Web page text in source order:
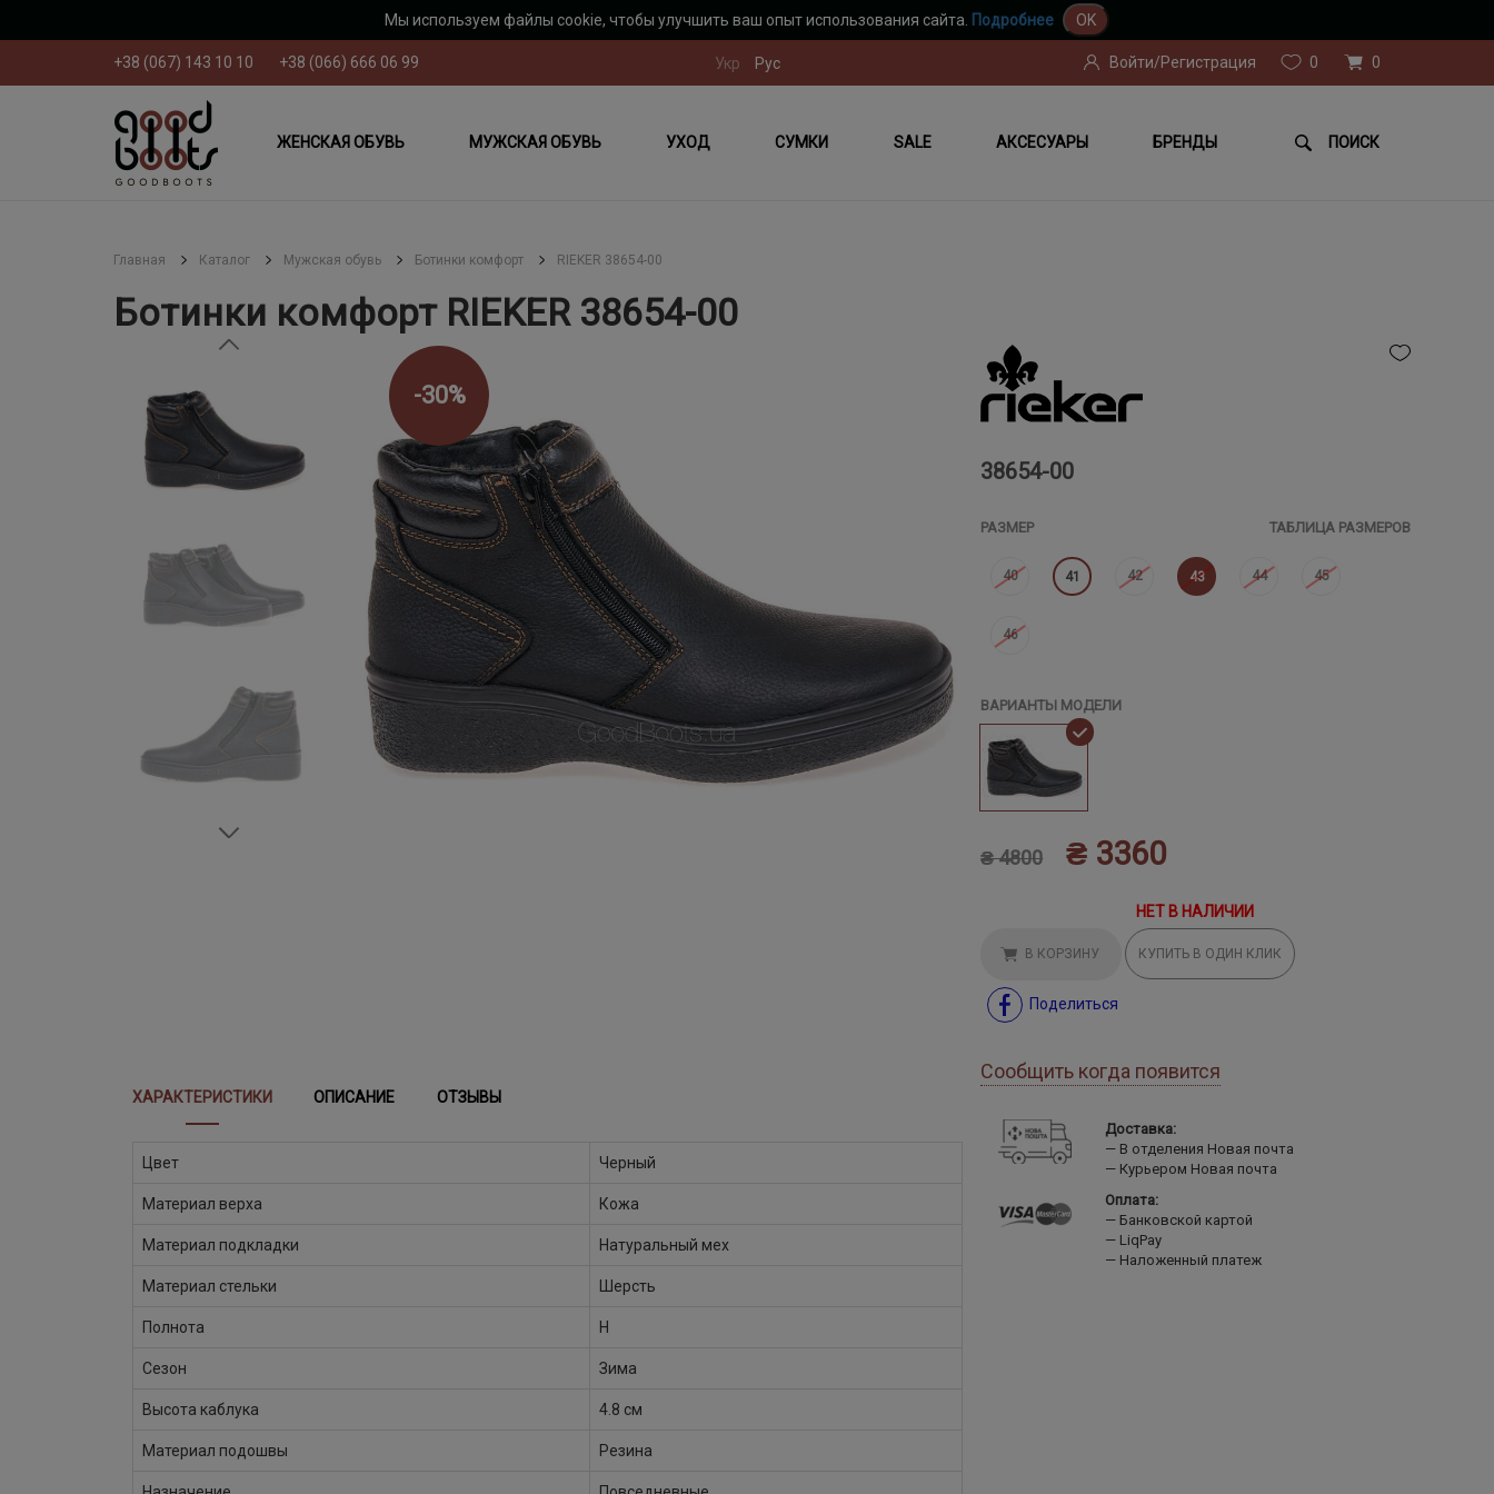
Мы используем файлы cookie, чтобы улучшить ваш опыт использования сайта. Подробнее OK
+38 (067) 143 10 10 +38 (066) 666 06 99 Укр Рус Войти/Регистрация 0 0
ЖЕНСКАЯ ОБУВЬ МУЖСКАЯ ОБУВЬ УХОД СУМКИ SALE АКСЕСУАРЫ БРЕНДЫ ПОИСК
Главная Каталог Мужская обувь Ботинки комфорт RIEKER 38654-00
Ботинки комфорт RIEKER 38654-00
-30%
38654-00
РАЗМЕР ТАБЛИЦА РАЗМЕРОВ
40 41 42 43 44 45
46
ВАРИАНТЫ МОДЕЛИ
₴ 4800 ₴ 3360
НЕТ В НАЛИЧИИ
В КОРЗИНУ КУПИТЬ В ОДИН КЛИК
Поделиться
Сообщить когда появится
ХАРАКТЕРИСТИКИ ОПИСАНИЕ ОТЗЫВЫ
Цвет Черный
Материал верха Кожа
Материал подкладки Натуральный мех
Материал стельки Шерсть
Полнота H
Сезон Зима
Высота каблука 4.8 см
Материал подошвы Резина
Доставка:
В отделения Новая почта
Курьером Новая почта
Оплата:
Банковской картой
LiqPay
Наложенный платеж